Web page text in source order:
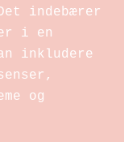
indebærer
i en
inkludere
og